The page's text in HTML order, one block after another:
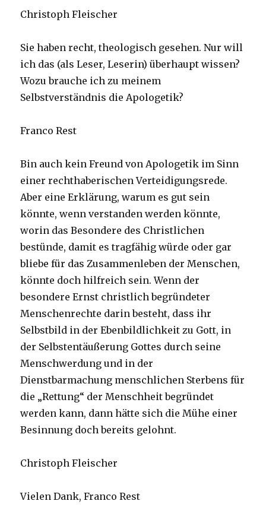
Christoph Fleischer
Sie haben recht, theologisch gesehen. Nur will
ich das (als Leser, Leserin) überhaupt wissen?
Wozu brauche ich zu meinem
Selbstverständnis die Apologetik?
Franco Rest
Bin auch kein Freund von Apologetik im Sinn
einer rechthaberischen Verteidigungsrede.
Aber eine Erklärung, warum es gut sein
könnte, wenn verstanden werden könnte,
worin das Besondere des Christlichen
bestünde, damit es tragfähig würde oder gar
bliebe für das Zusammenleben der Menschen,
könnte doch hilfreich sein. Wenn der
besondere Ernst christlich begründeter
Menschenrechte darin besteht, dass ihr
Selbstbild in der Ebenbildlichkeit zu Gott, in
der Selbstentäußerung Gottes durch seine
Menschwerdung und in der
Dienstbarmachung menschlichen Sterbens für
die „Rettung“ der Menschheit begründet
werden kann, dann hätte sich die Mühe einer
Besinnung doch bereits gelohnt.
Christoph Fleischer
Vielen Dank, Franco Rest